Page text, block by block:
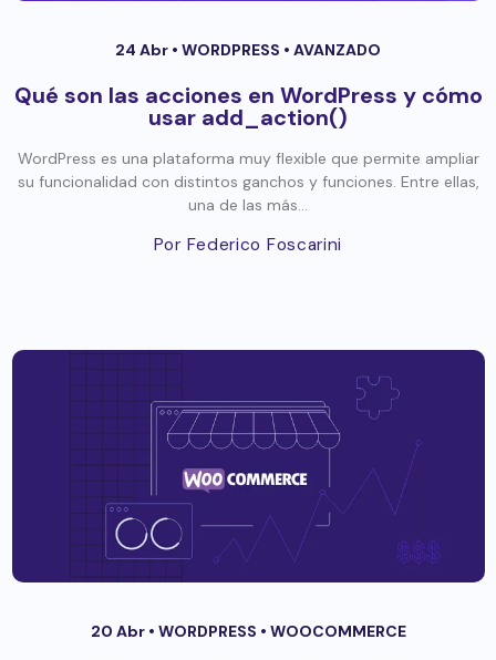
24 Abr • WORDPRESS • AVANZADO
Qué son las acciones en WordPress y cómo
usar add_action()
WordPress es una plataforma muy flexible que permite ampliar
su funcionalidad con distintos ganchos y funciones. Entre ellas,
una de las más...
Por Federico Foscarini
20 Abr • WORDPRESS • WOOCOMMERCE